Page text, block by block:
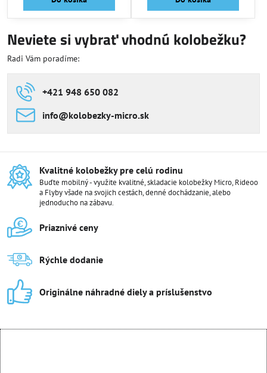
Neviete si vybrať vhodnú kolobežku?
Radi Vám poradíme:
+421 948 650 082
info​@kolobezky-micro​.sk
Kvalitné kolobežky pre celú rodinu
Buďte mobilný - využite kvalitné, skladacie kolobežky Micro, Rideoo
a Flyby všade na svojich cestách, denné dochádzanie, alebo
jednoducho na zábavu.
Priaznivé ceny
Rýchle dodanie
Originálne náhradné diely a príslušenstvo